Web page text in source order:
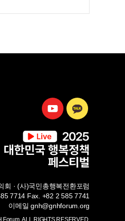
유튜브
회 · (사)국민총행복전환포럼
7714 Fax. +82 2 585 7741
이메일 gnh@gnhforum.org